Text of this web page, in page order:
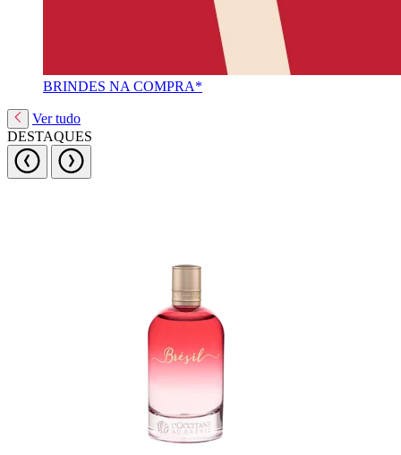
BRINDES NA COMPRA*
Ver tudo
DESTAQUES